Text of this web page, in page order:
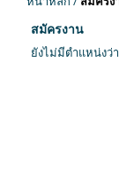
สมัครงาน
ยังไม่มีตำแหน่งว่